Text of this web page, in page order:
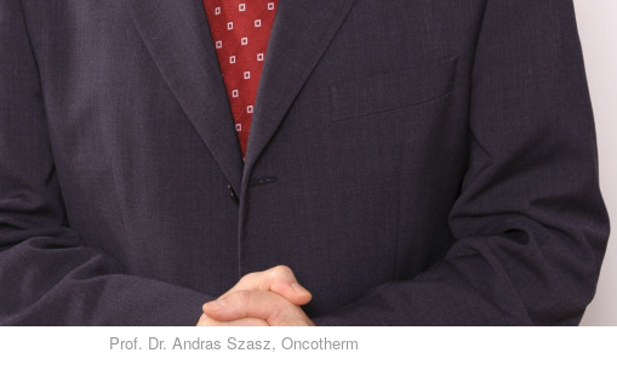
Prof. Dr. Andras Szasz, Oncotherm